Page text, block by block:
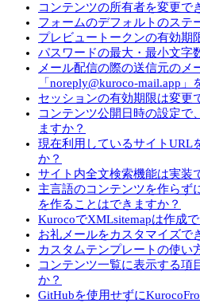
コンテンツの所有者を変更で
フォームのデフォルトのステ
プレビュートークンの有効期
パスワードの最大・最小文字
メール配信の際の送信元のメ
「noreply@kuroco-mail.app」
セッションの有効期限は変更
コンテンツ公開日時の設定で
ますか？
現在利用しているサイトURL
か？
サイト内全文検索機能は実装
主言語のコンテンツを作らず
を作ることはできますか？
KurocoでXMLsitemapは作成
お礼メールをカスタマイズで
カスタムテンプレートの使い
コンテンツ一覧に表示する項
か？
GitHubを使用せずに